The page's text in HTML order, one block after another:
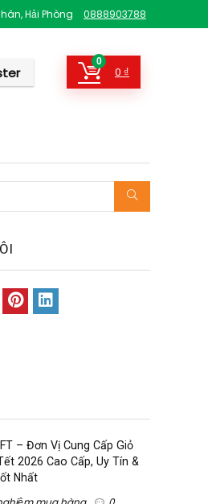
Hải Phòng 0888903788
0
0 ₫
– Đơn Vị Cung Cấp Giỏ
2026 Cao Cấp, Uy Tín &
Nhất